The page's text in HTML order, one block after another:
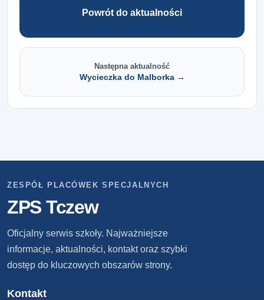
Powrót do aktualności
Następna aktualność
Wycieczka do Malborka →
ZESPÓŁ PLACÓWEK SPECJALNYCH
ZPS Tczew
Oficjalny serwis szkoły. Najważniejsze
informacje, aktualności, kontakt oraz szybki
dostęp do kluczowych obszarów strony.
Kontakt